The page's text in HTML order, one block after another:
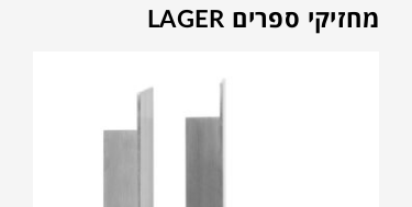
מחזיקי ספרים LAGER